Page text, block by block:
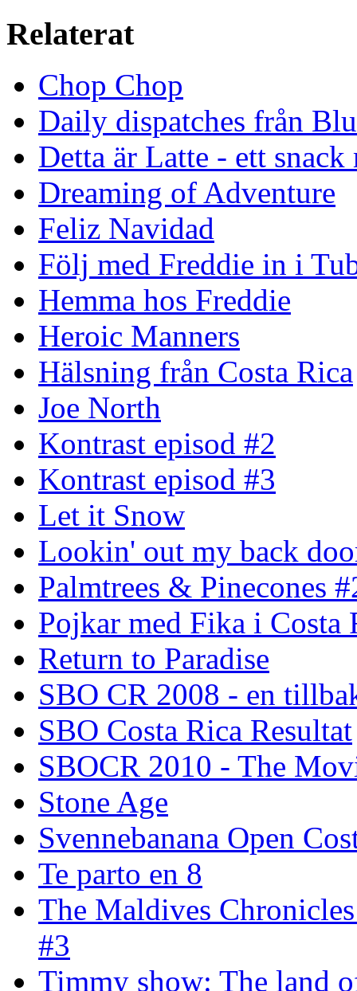
Relaterat
Chop Chop
Daily dispatches från
Detta är Latte - ett
Dreaming of Adventure
Feliz Navidad
Följ med Freddie in i
Hemma hos Freddie
Heroic Manners
Hälsning från Costa Rica
Joe North
Kontrast episod #2
Kontrast episod #3
Let it Snow
Lookin' out my back
Palmtrees & Pinecones
Pojkar med Fika i Costa
Return to Paradise
SBO CR 2008 - en
SBO Costa Rica Resultat
SBOCR 2010 - The
Stone Age
Svennebanana Open
Te parto en 8
The Maldives
#3
Timmy show: The land